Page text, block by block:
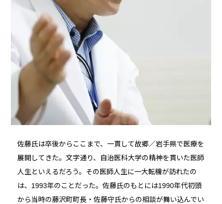
佐藤氏は卒後からここまで、一貫して故郷／岩手県で医療を
展開してきた。文字通り、自治医科大学の精神を貫いた医師
人生といえるだろう。その医師人生に一大転機が訪れたの
は、1993年のことだった。佐藤氏のもとには1990年代初頭
から当時の藤沢町町長・佐藤守氏からの相談が舞い込んでい